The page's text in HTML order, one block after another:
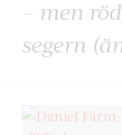
– men
segern